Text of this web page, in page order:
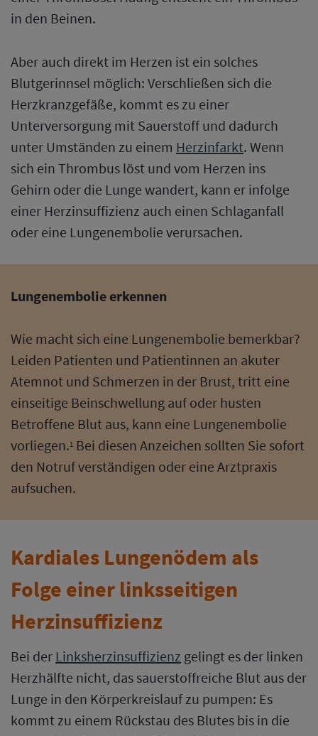
in den Beinen.
Aber auch direkt im Herzen ist ein solches
Blutgerinnsel möglich: Verschließen sich die
Herzkranzgefäße, kommt es zu einer
Unterversorgung mit Sauerstoff und dadurch
unter Umständen zu einem Herzinfarkt. Wenn
sich ein Thrombus löst und vom Herzen ins
Gehirn oder die Lunge wandert, kann er infolge
einer Herzinsuffizienz auch einen Schlaganfall
oder eine Lungenembolie verursachen.
Lungenembolie erkennen
Wie macht sich eine Lungenembolie bemerkbar?
Leiden Patienten und Patientinnen an akuter
Atemnot und Schmerzen in der Brust, tritt eine
einseitige Beinschwellung auf oder husten
Betroffene Blut aus, kann eine Lungenembolie
vorliegen.1 Bei diesen Anzeichen sollten Sie sofort
den Notruf verständigen oder eine Arztpraxis
aufsuchen.
Kardiales Lungenödem als
Folge einer linksseitigen
Herzinsuffizienz
Bei der Linksherzinsuffizienz gelingt es der linken
Herzhälfte nicht, das sauerstoffreiche Blut aus der
Lunge in den Körperkreislauf zu pumpen: Es
kommt zu einem Rückstau des Blutes bis in die